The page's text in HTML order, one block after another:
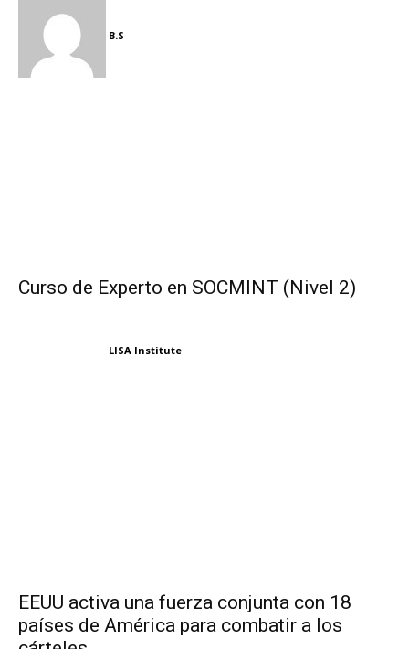
B.S
Curso de Experto en SOCMINT (Nivel 2)
LISA Institute
EEUU activa una fuerza conjunta con 18
países de América para combatir a los